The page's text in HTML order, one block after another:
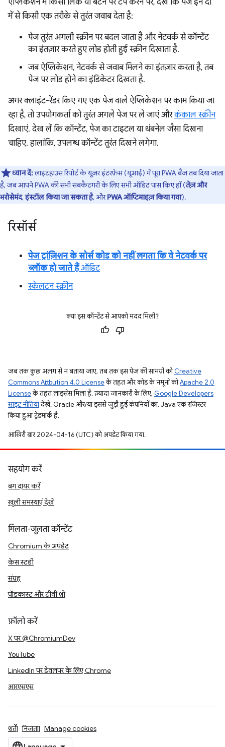
ऐप्लिकेशन में किसी लिंक या बटन पर टैप करने पर, देखें कि पेज इन दो
में से किसी एक तरीके से तुरंत जवाब देता है:
पेज तुरंत अगली स्क्रीन पर बदल जाता है और नेटवर्क से कॉन्टेंट
का इंतज़ार करते हुए लोड होती हुई स्क्रीन दिखाता है.
जब ऐप्लिकेशन, नेटवर्क से जवाब मिलने का इंतज़ार करता है, तब
पेज पर लोड होने का इंडिकेटर दिखता है.
अगर क्लाइंट-रेंडर किए गए एक पेज वाले ऐप्लिकेशन पर काम किया जा
रहा है, तो उपयोगकर्ता को तुरंत अगले पेज पर ले जाएं औरकंकाल स्क्रीन
दिखाएं. देख लें कि कॉन्टेंट, पेज का टाइटल या थंबनेल जैसा दिखना
चाहिए. हालांकि, उपलब्ध कॉन्टेंट तुरंत दिखने लगेगा.
ध्यान दें:लाइटहाउस रिपोर्ट के यूज़र इंटरफ़ेस (यूआई) में पूरा PWA बैज तब दिया जाता
है, जब आपने PWA की सभी सबकैटगरी के लिए सभी ऑडिट पास किए हों (तेज़ और
भरोसेमंद,इंस्टॉल किया जा सकता है, औरPWA ऑप्टिमाइज़ किया गया).
रिसॉर्स
पेज ट्रांज़िशन के सोर्स कोड को नहीं लगता कि वे नेटवर्क पर
ब्लॉक हो जाते हैंऑडिट
स्केलटन स्क्रीन
क्या इस कॉन्टेंट से आपको मदद मिली?
जब तक कुछ अलग से न बताया जाए, तब तक इस पेज की सामग्री कोCreative
Commons Attribution 4.0 Licenseके तहत और कोड के नमूनों कोApache 2.0
Licenseके तहत लाइसेंस मिला है. ज़्यादा जानकारी के लिए, Google Developers
साइट नीतियांदेखें. Oracle और/या इससे जुड़ी हुई कंपनियों का, Java एक रजिस्टर
किया हुआ ट्रेडमार्क है.
आखिरी बार 2024-04-16 (UTC) को अपडेट किया गया.
सहयोग करें
बग दायर करें
खुली समस्याएं देखें
मिलता-जुलता कॉन्टेंट
Chromium के अपडेट
केस स्टडी
संग्रह
पॉडकास्ट और टीवी शो
फ़ॉलो करें
X पर @ChromiumDev
YouTube
LinkedIn पर डेवलपर के लिए Chrome
आरएसएस
शर्तें निजता Manage cookies